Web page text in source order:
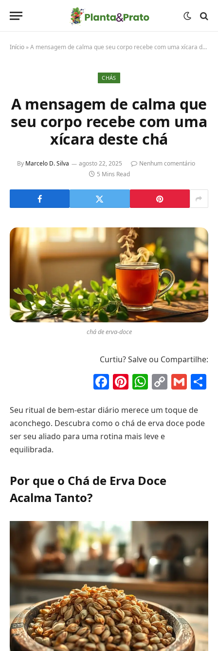
Início »A mensagem de calma que seu corpo recebe com uma xícara deste chá
CHÁS
A mensagem de calma que
seu corpo recebe com uma
xícara deste chá
By Marcelo D. Silva agosto 22, 2025
Nenhum comentário
5 Mins Read
chá de erva-doce
Curtiu? Salve ou Compartilhe:
Facebook
Pinterest
Copy
Seu ritual de bem-estar diário merece um toque de
aconchego. Descubra como o chá de erva doce pode
ser seu aliado para uma rotina mais leve e
equilibrada.
Por que o Chá de Erva Doce
Acalma Tanto?